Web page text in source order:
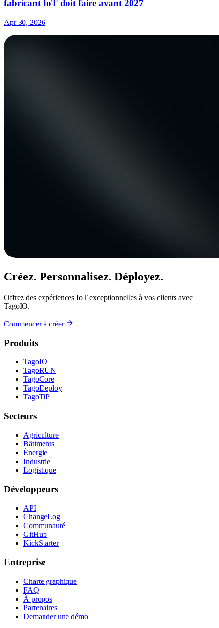
fabricant IoT doit faire avant 2027
Apr 30, 2026
Créez. Personnalisez. Déployez.
Offrez des expériences IoT exceptionnelles à vos clients avec
TagoIO.
Commencer à créer
Produits
TagoIO
TagoRUN
TagoCore
TagoDeploy
TagoTiP
Secteurs
Agriculture
Bâtiments
Énergie
Industrie
Logistique
Développeurs
API
ChangeLog
Communauté
GitHub
KickStarter
Entreprise
Charte graphique
FAQ
À propos
Partenaires
Demander une démo